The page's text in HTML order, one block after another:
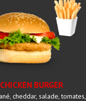
CHICKEN BURGER
cheddar, salade, tomates,